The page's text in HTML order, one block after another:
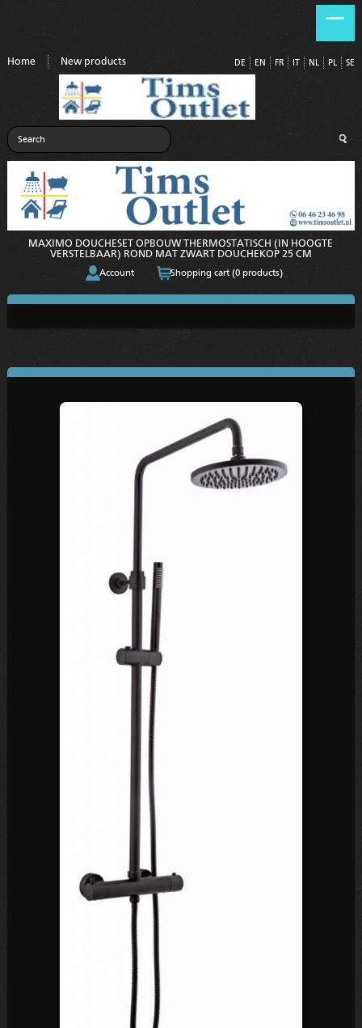
Home New products DE EN FR NL PL SE
MAXIMO DOUCHESET OPBOUW THERMOSTATISCH (IN HOOGTE
VERSTELBAAR) ROND MAT ZWART DOUCHEKOP 25 CM
Account Shopping cart (0 products)